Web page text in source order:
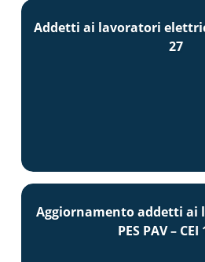
Addetti ai lavoratori elettrici
27
Aggiornamento addetti
PES PAV – CEI